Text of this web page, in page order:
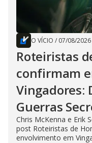
O VÍCIO / 07/08/2026
Roteiristas
confirmam
Vingadores:
Guerras
Chris McKenna e Erik
post Roteiristas de
envolvimento em